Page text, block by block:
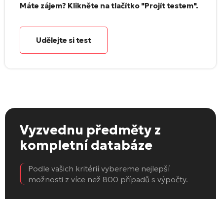
Máte zájem? Klikněte na tlačítko "Projít testem".
Udělejte si test
Vyzvednu předměty z
kompletní databáze
Podle vašich kritérií vybereme nejlepší
možnosti z více než 800 případů s výpočty.